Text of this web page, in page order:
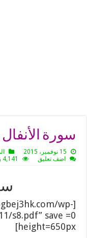
سورة
15 نوفمبر، 2015
اضف تعليق
4,141 زيارة
wp-
s8.pdf” save =0
height=650px]